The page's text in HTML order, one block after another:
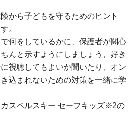
から子どもを守るためのヒント
。
何をしているかに、保護者が関心
んと示すようにしましょう。好き
視聴してもよいか聞いたり、オン
込まれないための対策を一緒に学
カスペルスキー セーフキッズ※2の